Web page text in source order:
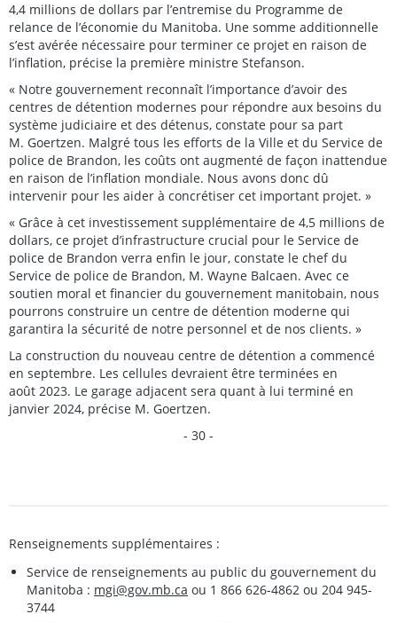
4,4 millions de dollars par l’entremise du Programme de
relance de l’économie du Manitoba. Une somme additionnelle
s’est avérée nécessaire pour terminer ce projet en raison de
l’inflation, précise la première ministre Stefanson.
« Notre gouvernement reconnaît l’importance d’avoir des
centres de détention modernes pour répondre aux besoins du
système judiciaire et des détenus, constate pour sa part
M. Goertzen. Malgré tous les efforts de la Ville et du Service de
police de Brandon, les coûts ont augmenté de façon inattendue
en raison de l’inflation mondiale. Nous avons donc dû
intervenir pour les aider à concrétiser cet important projet. »
« Grâce à cet investissement supplémentaire de 4,5 millions de
dollars, ce projet d’infrastructure crucial pour le Service de
police de Brandon verra enfin le jour, constate le chef du
Service de police de Brandon, M. Wayne Balcaen. Avec ce
soutien moral et financier du gouvernement manitobain, nous
pourrons construire un centre de détention moderne qui
garantira la sécurité de notre personnel et de nos clients. »
La construction du nouveau centre de détention a commencé
en septembre. Les cellules devraient être terminées en
août 2023. Le garage adjacent sera quant à lui terminé en
janvier 2024, précise M. Goertzen.
- 30 -
Renseignements supplémentaires :
Service de renseignements au public du gouvernement du
Manitoba : mgi@gov.mb.ca ou 1 866 626-4862 ou 204 945-
3744